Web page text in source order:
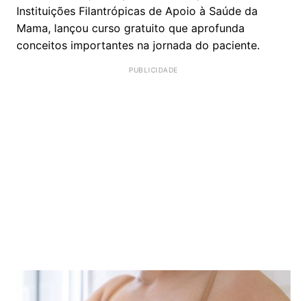
Instituições Filantrópicas de Apoio à Saúde da
Mama, lançou curso gratuito que aprofunda
conceitos importantes na jornada do paciente.